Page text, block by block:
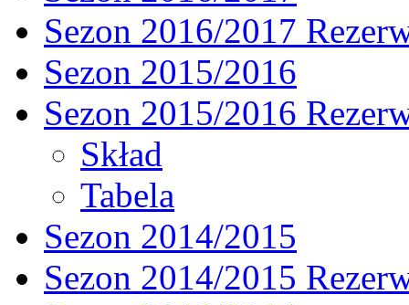
Sezon 2016/2017
Sezon 2015/2016
Sezon 2015/2016
Skład
Tabela
Sezon 2014/2015
Sezon 2014/2015